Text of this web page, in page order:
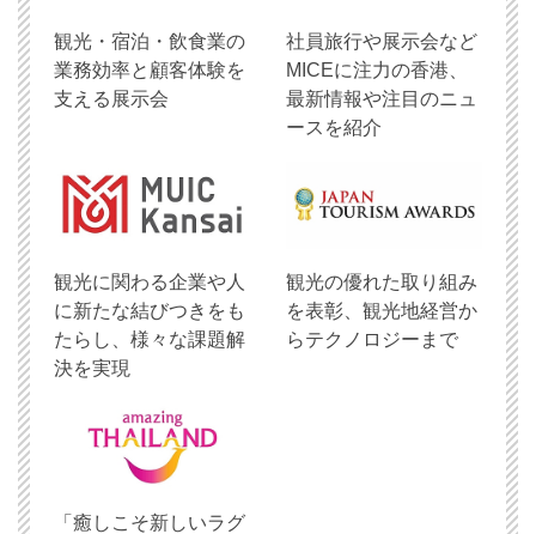
観光・宿泊・飲食業の
業務効率と顧客体験を
支える展示会
社員旅行や展示会など
MICEに注力の香港、
最新情報や注目のニュ
ースを紹介
観光に関わる企業や人
に新たな結びつきをも
たらし、様々な課題解
決を実現
観光の優れた取り組み
を表彰、観光地経営か
らテクノロジーまで
「癒しこそ新しいラグ